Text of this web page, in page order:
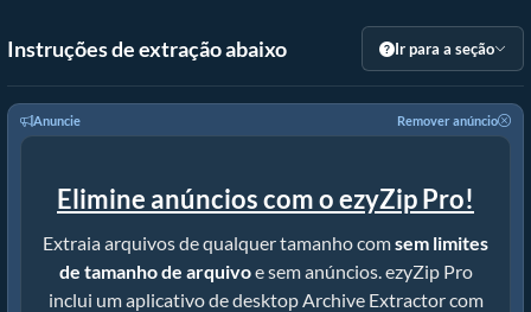
Instruções de extração abaixo Ir para a seção
Anuncie Remover anúncio
Elimine anúncios com o ezyZip Pro!
Extraia arquivos de qualquer tamanho comsem limites
de tamanho de arquivoe sem anúncios. ezyZip Pro
inclui um aplicativo de desktop Archive Extractor com